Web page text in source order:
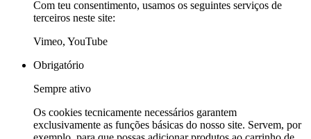
Com teu consentimento, usamos os seguintes serviços de
terceiros neste site:
Vimeo, YouTube
Obrigatório
Sempre ativo
Os cookies tecnicamente necessários garantem
exclusivamente as funções básicas do nosso site. Servem, por